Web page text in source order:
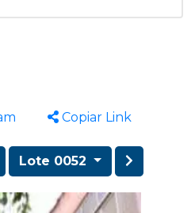
Copiar Link
Lote 0052